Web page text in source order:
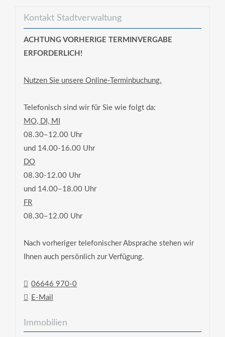
Kontakt Stadtverwaltung
ACHTUNG VORHERIGE TERMINVERGABE
ERFORDERLICH!
Nutzen Sie unsere Online-Terminbuchung.
Telefonisch sind wir für Sie wie folgt da:
MO, DI, MI
08.30–12.00 Uhr
und 14.00-16.00 Uhr
DO
08.30-12.00 Uhr
und 14.00–18.00 Uhr
FR
08.30–12.00 Uhr
Nach vorheriger telefonischer Absprache stehen wir
Ihnen auch persönlich zur Verfügung.
06646 970-0
E-Mail
Immobilien